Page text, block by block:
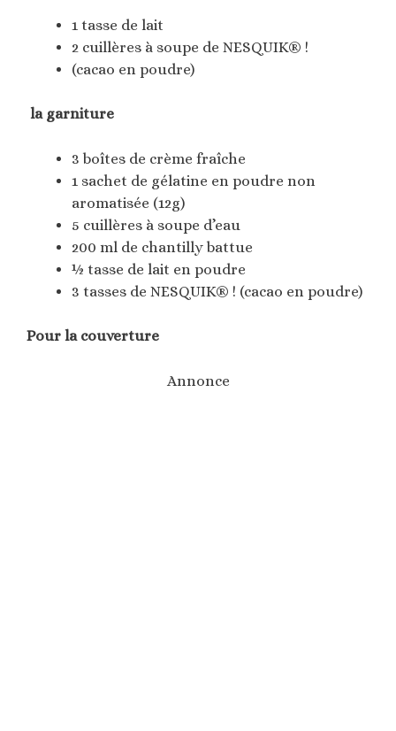
1 tasse de lait
2 cuillères à soupe de NESQUIK® !
(cacao en poudre)
la garniture
3 boîtes de crème fraîche
1 sachet de gélatine en poudre non
aromatisée (12g)
5 cuillères à soupe d’eau
200 ml de chantilly battue
½ tasse de lait en poudre
3 tasses de NESQUIK® ! (cacao en poudre)
Pour la couverture
Annonce